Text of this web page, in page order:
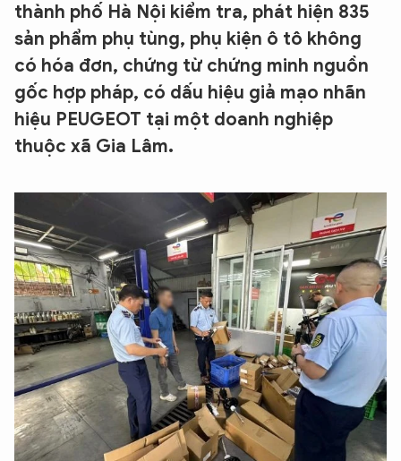
thành phố Hà Nội kiểm tra, phát hiện 835
sản phẩm phụ tùng, phụ kiện ô tô không
có hóa đơn, chứng từ chứng minh nguồn
gốc hợp pháp, có dấu hiệu giả mạo nhãn
hiệu PEUGEOT tại một doanh nghiệp
thuộc xã Gia Lâm.